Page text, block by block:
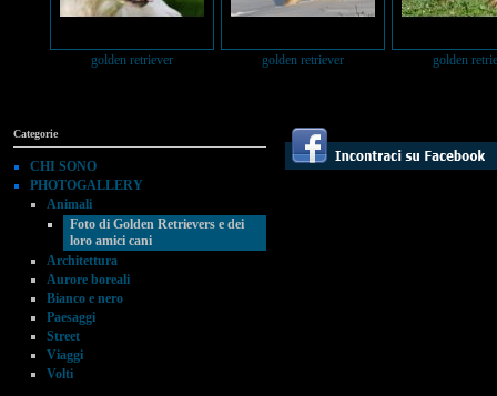
golden retriever golden retriever golden
Categorie
CHI SONO
PHOTOGALLERY
Animali
Foto di Golden Retrievers e dei
loro amici cani
Architettura
Aurore boreali
Bianco e nero
Paesaggi
Street
Viaggi
Volti